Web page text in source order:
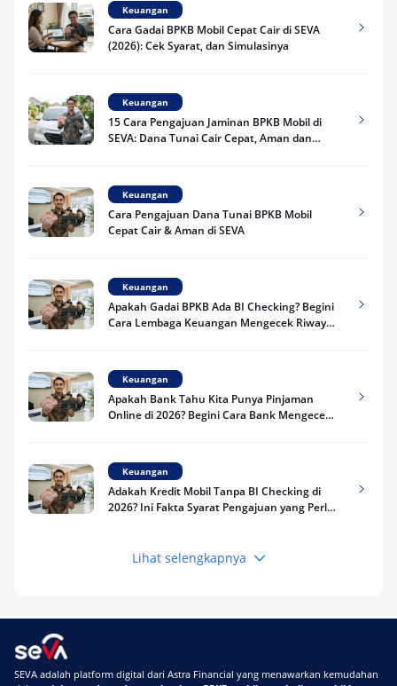
Keuangan
Cara Gadai BPKB Mobil Cepat Cair di SEVA
(2026): Cek Syarat, dan Simulasinya
Keuangan
15 Cara Pengajuan Jaminan BPKB Mobil di
SEVA: Dana Tunai Cair Cepat, Aman dan
Keuangan
Cara Pengajuan Dana Tunai BPKB Mobil
Cepat Cair & Aman di SEVA
Keuangan
Apakah Gadai BPKB Ada BI Checking? Begini
Cara Lembaga Keuangan Mengecek Riwayat
Keuangan
Apakah Bank Tahu Kita Punya Pinjaman
Online di 2026? Begini Cara Bank Mengecek
Keuangan
Adakah Kredit Mobil Tanpa BI Checking di
2026? Ini Fakta Syarat Pengajuan yang Perlu
Keuangan
Terpercaya
Telat Bayar Pinjol 2 Hari, Apakah Langsung
Lihat selengkapnya
SEVA adalah platform digital dari Astra Financial yang menawarkan kemudahan